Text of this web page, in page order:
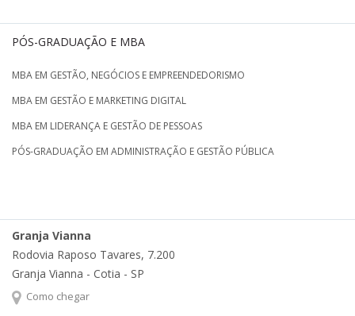
PÓS-GRADUAÇÃO E MBA
MBA EM GESTÃO, NEGÓCIOS E EMPREENDEDORISMO
MBA EM GESTÃO E MARKETING DIGITAL
MBA EM LIDERANÇA E GESTÃO DE PESSOAS
PÓS-GRADUAÇÃO EM ADMINISTRAÇÃO E GESTÃO PÚBLICA
Granja Vianna
Rodovia Raposo Tavares, 7.200
Granja Vianna - Cotia - SP
Como chegar